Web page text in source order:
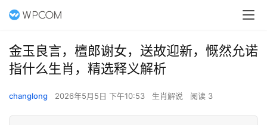
金玉良言，檀郎谢女，送故迎新，慨然允诺
指什么生肖，精选释义解析
changlong 2026年5月5日 下午10:53 生肖解说 阅读 3